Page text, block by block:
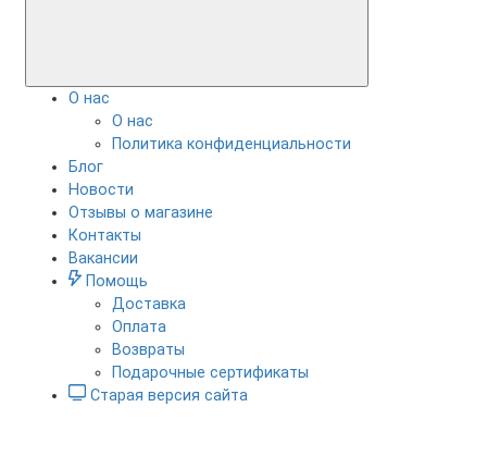
О нас
О нас
Политика конфиденциальности
Блог
Новости
Отзывы о магазине
Контакты
Вакансии
Помощь
Доставка
Оплата
Возвраты
Подарочные сертификаты
Старая версия сайта